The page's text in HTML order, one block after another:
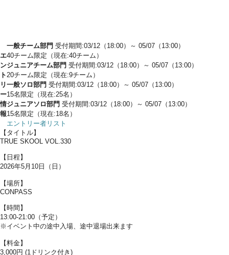
エ
ン
ト
リ
ー
情
報
一般チーム部門 受付期間:03/12（18:00）～ 05/07（13:00）
40チーム限定（現在:40チーム）
ジュニアチーム部門 受付期間:03/12（18:00）～ 05/07（13:00）
20チーム限定（現在:9チーム）
一般ソロ部門 受付期間:03/12（18:00）～ 05/07（13:00）
15名限定（現在:25名）
ジュニアソロ部門 受付期間:03/12（18:00）～ 05/07（13:00）
15名限定（現在:18名）
エントリー者リスト
【タイトル】
TRUE SKOOL VOL.330
【日程】
2026年5月10日（日）
【場所】
CONPASS
【時間】
13:00-21:00（予定）
※イベント中の途中入場、途中退場出来ます
【料金】
3,000円 (1ドリンク付き)